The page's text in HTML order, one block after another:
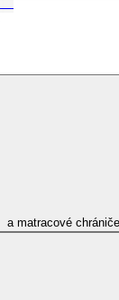
a matracové chrániče